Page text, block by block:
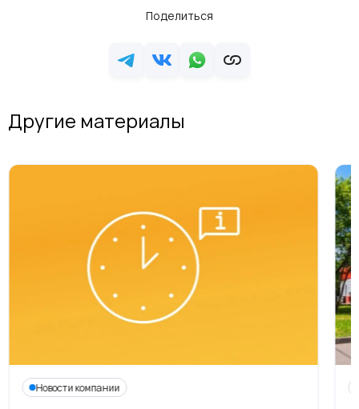
Поделиться
Другие материалы
Новости компании